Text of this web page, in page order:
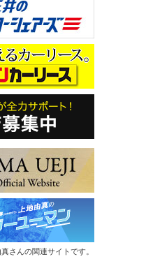
さんの関連サイトです。